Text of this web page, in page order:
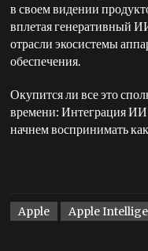
в своем видении
вплетая генеративный
отрасли экосистемы
обеспечения.
Окупится ли все это
времени: Интеграция ИИ
начнем воспринимать
Apple Apple